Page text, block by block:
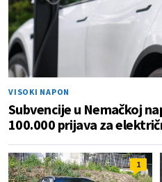
VISOKI NAPON
Subvencije u Nemačkoj
100.000 prijava za
1